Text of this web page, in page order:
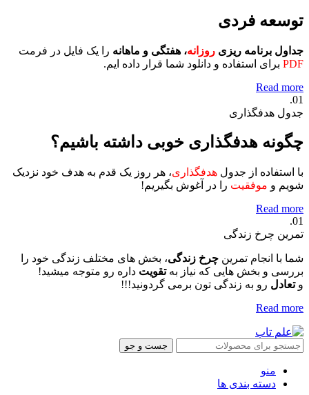
توسعه فردی
جداول برنامه ریزی روزانه، هفتگی و ماهانه را یک فایل در فرمت
PDF برای استفاده و دانلود شما قرار داده ایم.
Read more
01.
جدول هدفگذاری
چگونه هدفگذاری خوبی داشته باشیم؟
با استفاده از جدول هدفگذاری، هر روز یک قدم به هدف خود نزدیک
شویم و موفقیت را در آغوش بگیریم!
Read more
01.
تمرین چرخ زندگی
شما با انجام تمرین چرخ زندگی، بخش های مختلف زندگی خود را
بررسی و بخش هایی که نیاز بهتقویت داره رو متوجه میشید!
وتعادل رو به زندگی تون برمی گردونید!!!
Read more
جست و جو
منو
دسته بندی ها